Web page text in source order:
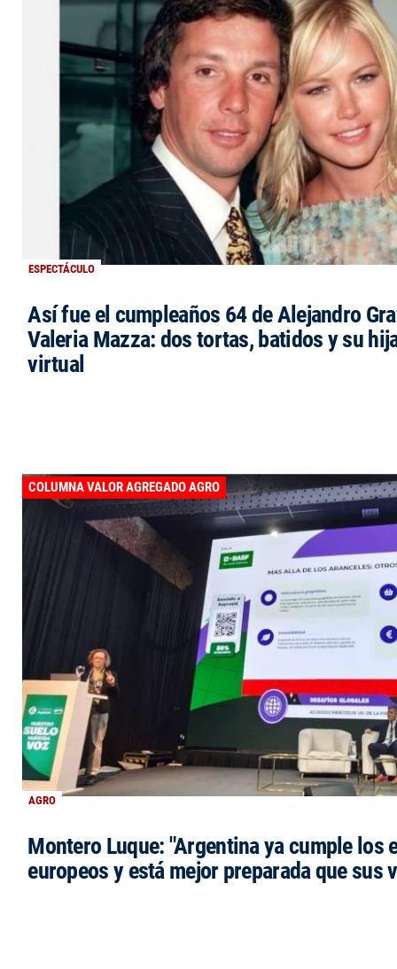
ESPECTÁCULO
Así fue el cumpleaños 64 de Alejandro
Valeria Mazza: dos tortas, batidos y su
virtual
AGRO
COLUMNA VALOR AGREGADO AGRO
Montero Luque: "Argentina ya cumple los
europeos y está mejor preparada que sus